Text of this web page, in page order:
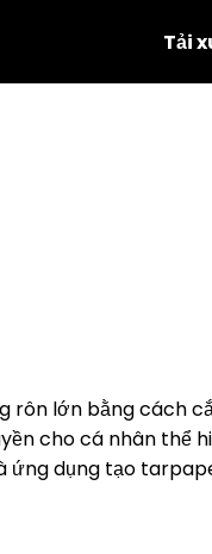
Tải
lớn bằng cách
cho cá nhân thể
dụng tạo